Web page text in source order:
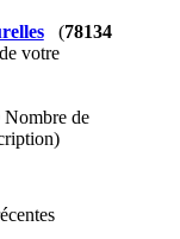
(78134
votre
Nombre de